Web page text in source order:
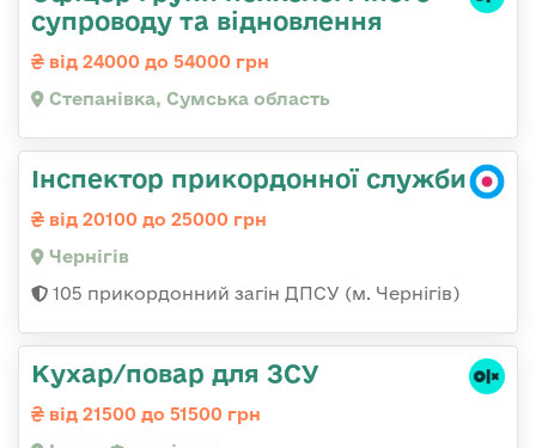
супроводу та відновлення
від 24000 до 54000 грн
Степанівка, Сумська область
Інспектор прикордонної служби
від 20100 до 25000 грн
Чернігів
105 прикордонний загін ДПСУ (м. Чернігів)
Кухар/повар для ЗСУ
від 21500 до 51500 грн